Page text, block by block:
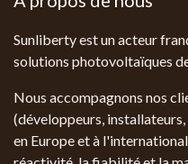
Sunliberty est un acteur
solutions photovoltaïques
Nous accompagnons nos
(développeurs,
en Europe et à